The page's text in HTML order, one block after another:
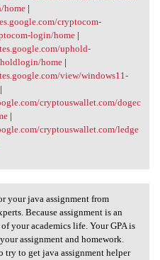
home|
cryptocom-
login/home|
uphold-
home|
view/windows11-
cryptouswallet.com/dogec
|
cryptouswallet.com/ledge
your java
your java assignment from
Because assignment is an
your academics life. Your GPA is
assignment and homework.
try to get java assignment helper